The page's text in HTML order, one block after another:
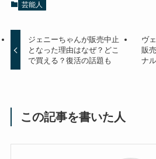
芸能人
ジェニーちゃんが販売中止
となった理由はなぜ？どこ
で買える？復活の話題も
ヴ
販
ナ
この記事を書いた人